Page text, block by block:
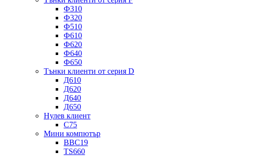
Ф310
Ф320
Ф510
Ф610
Ф620
Ф640
Ф650
Тънки клиенти от серия D
Д610
Д620
Д640
Д650
Нулев клиент
C75
Мини компютър
ВВС19
TS660